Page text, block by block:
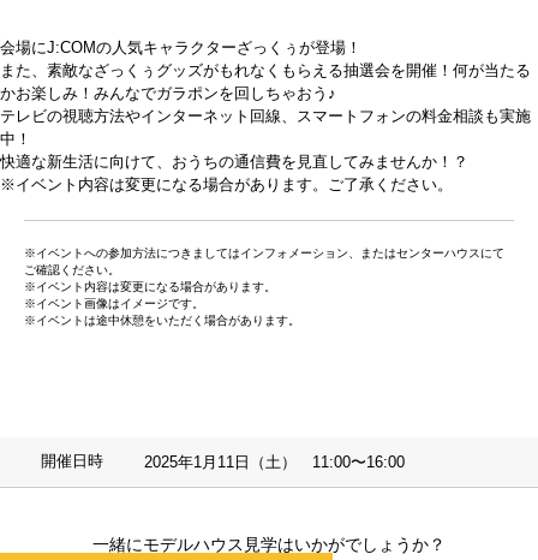
会場にJ:COMの人気キャラクターざっくぅが登場！
また、素敵なざっくぅグッズがもれなくもらえる抽選会を開催！何が当たる
かお楽しみ！みんなでガラポンを回しちゃおう♪
テレビの視聴方法やインターネット回線、スマートフォンの料金相談も実施
中！
快適な新生活に向けて、おうちの通信費を見直してみませんか！？
※イベント内容は変更になる場合があります。ご了承ください。
※イベントへの参加方法につきましてはインフォメーション、またはセンターハウスにて
ご確認ください。
※イベント内容は変更になる場合があります。
※イベント画像はイメージです。
※イベントは途中休憩をいただく場合があります。
開催日時 2025年1月11日（土） 11:00〜16:00
一緒にモデルハウス見学はいかがでしょうか？